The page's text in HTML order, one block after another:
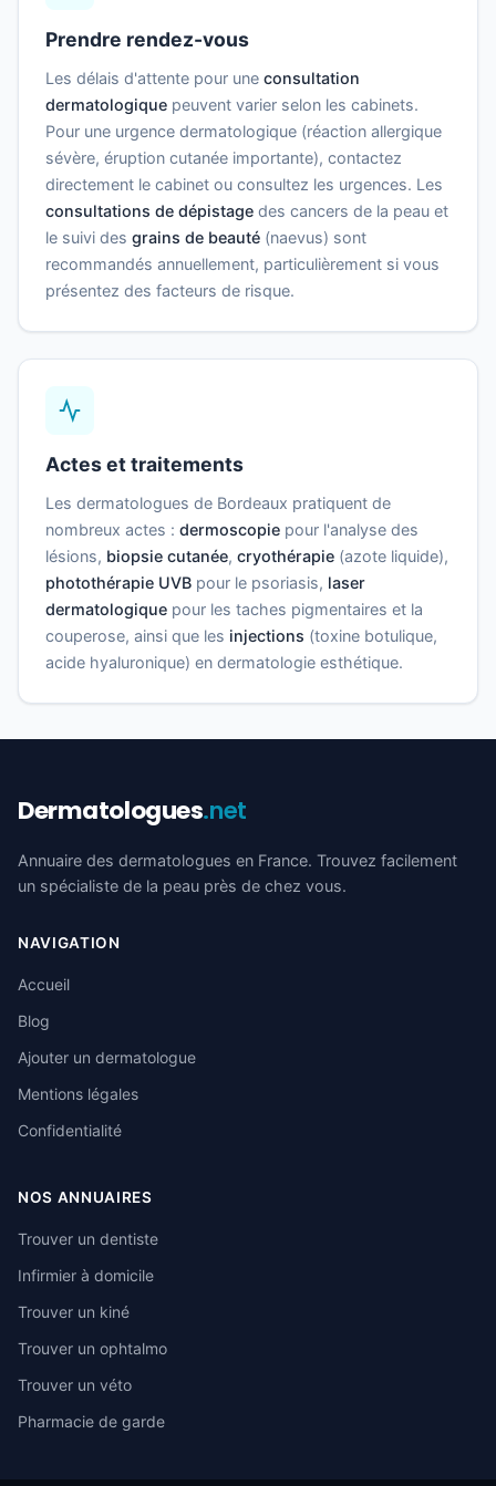
Prendre rendez-vous
Les délais d'attente pour une consultation
dermatologique peuvent varier selon les cabinets.
Pour une urgence dermatologique (réaction allergique
sévère, éruption cutanée importante), contactez
directement le cabinet ou consultez les urgences. Les
consultations de dépistage des cancers de la peau et
le suivi des grains de beauté (naevus) sont
recommandés annuellement, particulièrement si vous
présentez des facteurs de risque.
Actes et traitements
Les dermatologues de Bordeaux pratiquent de
nombreux actes : dermoscopie pour l'analyse des
lésions, biopsie cutanée, cryothérapie (azote liquide),
photothérapie UVB pour le psoriasis, laser
dermatologique pour les taches pigmentaires et la
couperose, ainsi que les injections (toxine botulique,
acide hyaluronique) en dermatologie esthétique.
Dermatologues.net
Annuaire des dermatologues en France. Trouvez facilement
un spécialiste de la peau près de chez vous.
NAVIGATION
Accueil
Blog
Ajouter un dermatologue
Mentions légales
Confidentialité
NOS ANNUAIRES
Trouver un dentiste
Infirmier à domicile
Trouver un kiné
Trouver un ophtalmo
Trouver un véto
Pharmacie de garde